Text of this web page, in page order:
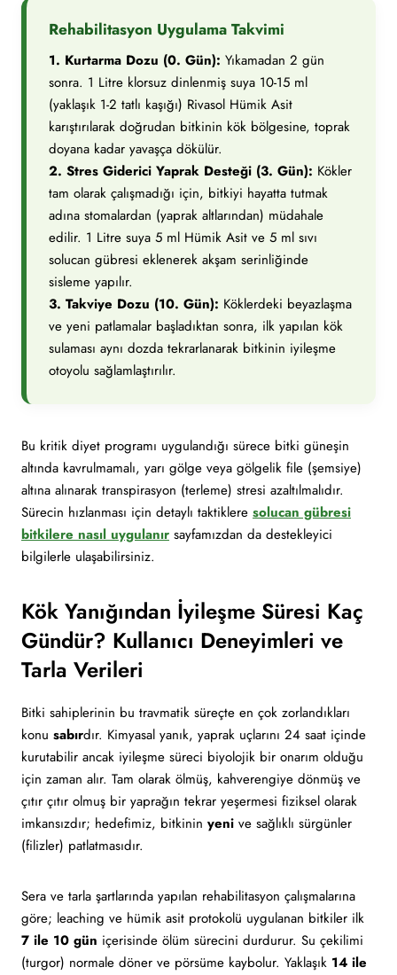
Rehabilitasyon Uygulama Takvimi
1. Kurtarma Dozu (0. Gün): Yıkamadan 2 gün
sonra. 1 Litre klorsuz dinlenmiş suya 10-15 ml
(yaklaşık 1-2 tatlı kaşığı) Rivasol Hümik Asit
karıştırılarak doğrudan bitkinin kök bölgesine, toprak
doyana kadar yavaşça dökülür.
2. Stres Giderici Yaprak Desteği (3. Gün): Kökler
tam olarak çalışmadığı için, bitkiyi hayatta tutmak
adına stomalardan (yaprak altlarından) müdahale
edilir. 1 Litre suya 5 ml Hümik Asit ve 5 ml sıvı
solucan gübresi eklenerek akşam serinliğinde
sisleme yapılır.
3. Takviye Dozu (10. Gün): Köklerdeki beyazlaşma
ve yeni patlamalar başladıktan sonra, ilk yapılan kök
sulaması aynı dozda tekrarlanarak bitkinin iyileşme
otoyolu sağlamlaştırılır.
Bu kritik diyet programı uygulandığı sürece bitki güneşin
altında kavrulmamalı, yarı gölge veya gölgelik file (şemsiye)
altına alınarak transpirasyon (terleme) stresi azaltılmalıdır.
Sürecin hızlanması için detaylı taktiklere solucan gübresi
bitkilere nasıl uygulanır sayfamızdan da destekleyici
bilgilerle ulaşabilirsiniz.
Kök Yanığından İyileşme Süresi Kaç
Gündür? Kullanıcı Deneyimleri ve
Tarla Verileri
Bitki sahiplerinin bu travmatik süreçte en çok zorlandıkları
konu sabırdır. Kimyasal yanık, yaprak uçlarını 24 saat içinde
kurutabilir ancak iyileşme süreci biyolojik bir onarım olduğu
için zaman alır. Tam olarak ölmüş, kahverengiye dönmüş ve
çıtır çıtır olmuş bir yaprağın tekrar yeşermesi fiziksel olarak
imkansızdır; hedefimiz, bitkinin yeni ve sağlıklı sürgünler
(filizler) patlatmasıdır.
Sera ve tarla şartlarında yapılan rehabilitasyon çalışmalarına
göre; leaching ve hümik asit protokolü uygulanan bitkiler ilk
7 ile 10 gün içerisinde ölüm sürecini durdurur. Su çekilimi
(turgor) normale döner ve pörsüme kaybolur. Yaklaşık 14 ile